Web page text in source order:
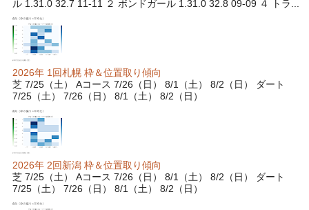
ル 1.31.0 32.7 11-11 ２ ボンドガール 1.31.0 32.8 09-09 ４ トラ...
2026年 1回札幌 枠＆位置取り傾向
芝 7/25（土） Aコース 7/26（日） 8/1（土） 8/2（日） ダート
7/25（土） 7/26（日） 8/1（土） 8/2（日）
2026年 2回新潟 枠＆位置取り傾向
芝 7/25（土） Aコース 7/26（日） 8/1（土） 8/2（日） ダート
7/25（土） 7/26（日） 8/1（土） 8/2（日）